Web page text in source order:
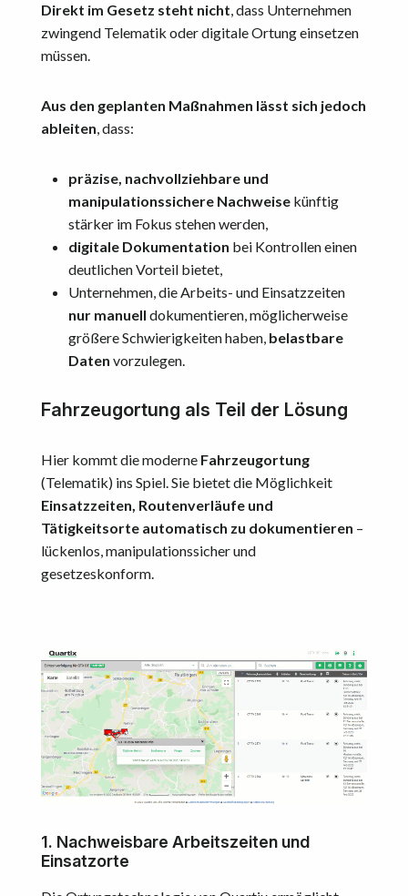
Direkt im Gesetz steht nicht, dass Unternehmen
zwingend Telematik oder digitale Ortung einsetzen
müssen.
Aus den geplanten Maßnahmen lässt sich jedoch
ableiten, dass:
präzise, nachvollziehbare und
manipulationssichere Nachweise künftig
stärker im Fokus stehen werden,
digitale Dokumentation bei Kontrollen einen
deutlichen Vorteil bietet,
Unternehmen, die Arbeits- und Einsatzzeiten
nur manuell dokumentieren, möglicherweise
größere Schwierigkeiten haben, belastbare
Daten vorzulegen.
Fahrzeugortung als Teil der Lösung
Hier kommt die moderne Fahrzeugortung
(Telematik) ins Spiel. Sie bietet die Möglichkeit
Einsatzzeiten, Routenverläufe und
Tätigkeitsorte automatisch zu dokumentieren –
lückenlos, manipulationssicher und
gesetzeskonform.
1. Nachweisbare Arbeitszeiten und
Einsatzorte